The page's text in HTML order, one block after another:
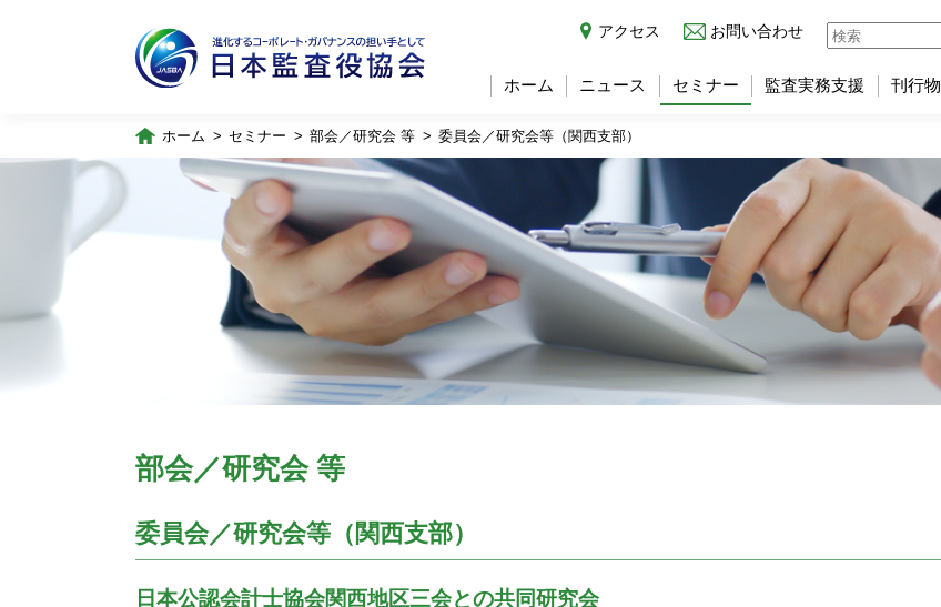
ホーム ニュース セミナー 監査実務支援 刊行物
アクセス お問い合わせ
ホーム セミナー 部会／研究会 等 委員会／研究会等（関西支部）
部会／研究会 等
委員会／研究会等（関西支部）
日本公認会計士協会関西地区三会との共同研究会